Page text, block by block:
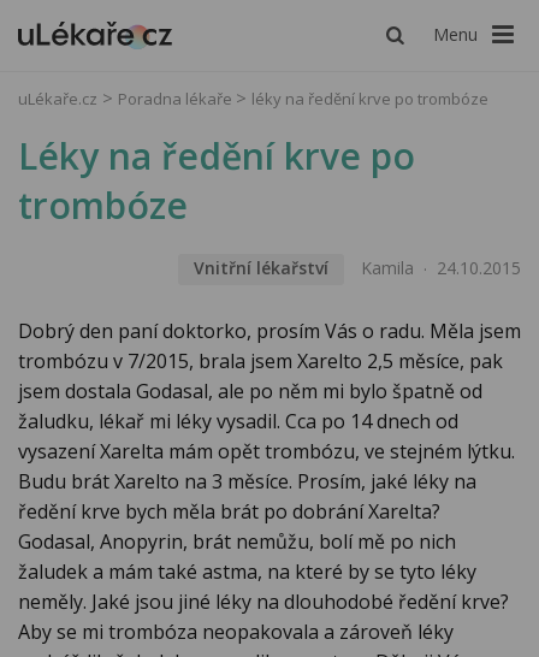
Menu
uLékaře.cz Poradna lékaře léky na ředění krve po trombóze
Léky na ředění krve po
trombóze
Vnitřní lékařství Kamila 24.10.2015
Dobrý den paní doktorko, prosím Vás o radu. Měla jsem
trombózu v 7/2015, brala jsem Xarelto 2,5 měsíce, pak
jsem dostala Godasal, ale po něm mi bylo špatně od
žaludku, lékař mi léky vysadil. Cca po 14 dnech od
vysazení Xarelta mám opět trombózu, ve stejném lýtku.
Budu brát Xarelto na 3 měsíce. Prosím, jaké léky na
ředění krve bych měla brát po dobrání Xarelta?
Godasal, Anopyrin, brát nemůžu, bolí mě po nich
žaludek a mám také astma, na které by se tyto léky
neměly. Jaké jsou jiné léky na dlouhodobé ředění krve?
Aby se mi trombóza neopakovala a zároveň léky